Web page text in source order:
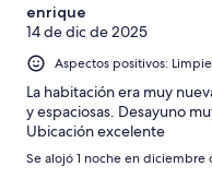
enrique
14 de dic de 2025
Aspectos positivos:
La habitación era muy
y espaciosas. Desayuno
Ubicación excelente
Se alojó 1 noche en diciembre